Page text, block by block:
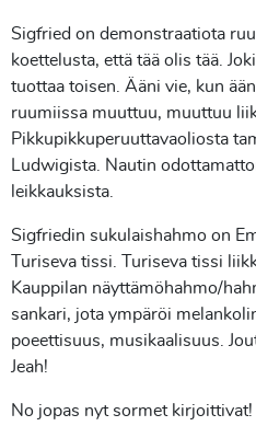
Sigfried on demonstraatiota
koettelusta, että tää olis tää.
tuottaa toisen. Ääni vie, kun
ruumiissa muuttuu, muuttuu
Pikkupikkuperuuttavaoliosta
Ludwigista. Nautin
leikkauksista.
Sigfriedin sukulaishahmo on
Turiseva tissi. Turiseva tissi
Kauppilan näyttämöhahmo/
sankari, jota ympäröi
poeettisuus, musikaalisuus.
Jeah!
No jopas nyt sormet kirjoittivat!